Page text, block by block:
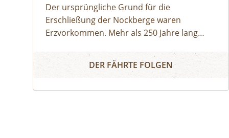
Der ursprüngliche Grund für die
Erschließung der Nockberge waren
Erzvorkommen. Mehr als 250 Jahre lang
Tradition. Mit dem Niedergang der
Eisengewinnung infolge mangelnder
Auf den Spuren des Bergbaus - Familienwanderung
DER FÄHRTE FOLGEN